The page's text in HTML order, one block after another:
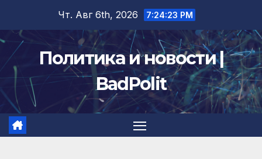
содержимому
Чт. Авг 6th, 2026 7:24:24 PM
Политика и новости |
BadPolit